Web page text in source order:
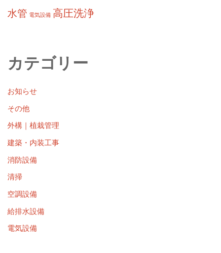
水管 電気設備 高圧洗浄
カテゴリー
お知らせ
その他
外構｜植栽管理
建築・内装工事
消防設備
清掃
空調設備
給排水設備
電気設備